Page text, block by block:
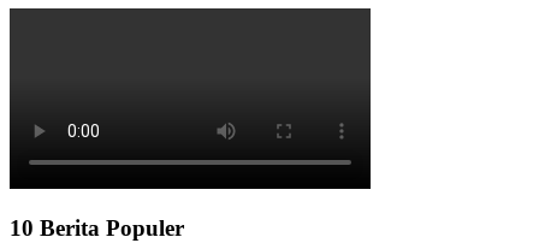
10 Berita Populer